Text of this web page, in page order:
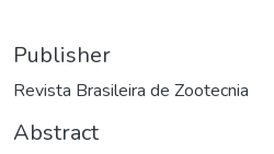
Publisher
Revista Brasileira de Zootecnia
Abstract